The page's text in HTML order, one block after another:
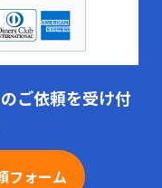
ご依頼を受け付
フォーム